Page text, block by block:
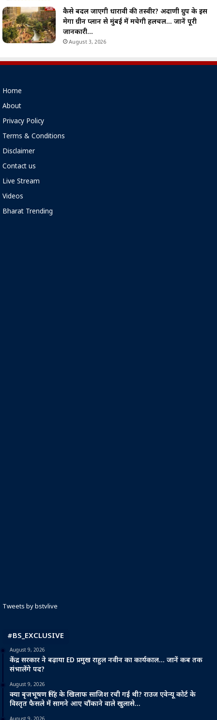
कैसे बदल जाएगी धारावी की तस्वीर? अदाणी ग्रुप के इस
मेगा ग्रीन प्लान से मुंबई में मचेगी हलचल… जानें पूरी
जानकारी…
August 3, 2026
Home
About
Privacy Policy
Terms & Conditions
Disclaimer
Contact us
Live Stream
Videos
Bharat Trending
Tweets by bstvlive
#BS_EXCLUSIVE
August 9, 2026
केंद्र सरकार ने बढ़ाया ED प्रमुख राहुल नवीन का कार्यकाल… जानें कब तक
संभालेंगे पद?
August 9, 2026
क्या बृजभूषण सिंह के खिलाफ साजिश रची गई थी? राउज एवेन्यू कोर्ट के
विस्तृत फैसले में सामने आए चौंकाने वाले खुलासे…